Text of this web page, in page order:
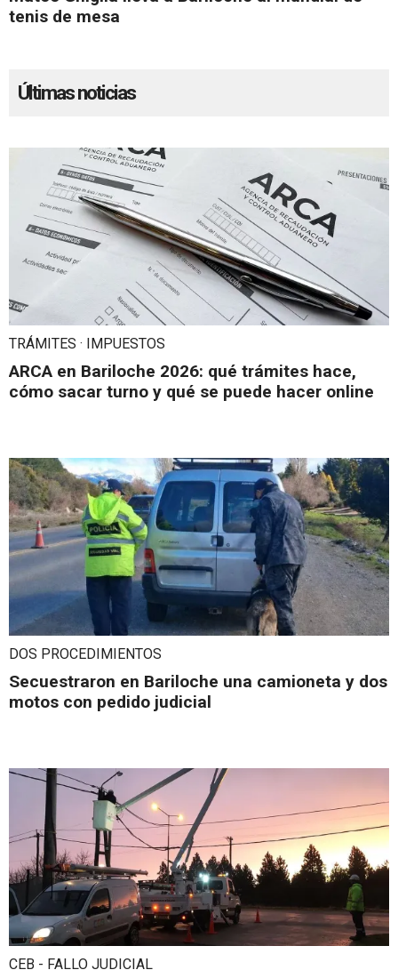
tenis de mesa
Últimas noticias
TRÁMITES · IMPUESTOS
ARCA en Bariloche 2026: qué trámites hace,
cómo sacar turno y qué se puede hacer online
DOS PROCEDIMIENTOS
Secuestraron en Bariloche una camioneta y dos
motos con pedido judicial
CEB - FALLO JUDICIAL